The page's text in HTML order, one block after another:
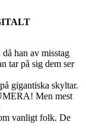
han av misstag
tar på sig dem ser
gigantiska skyltar.
Men mest
vanligt folk. De